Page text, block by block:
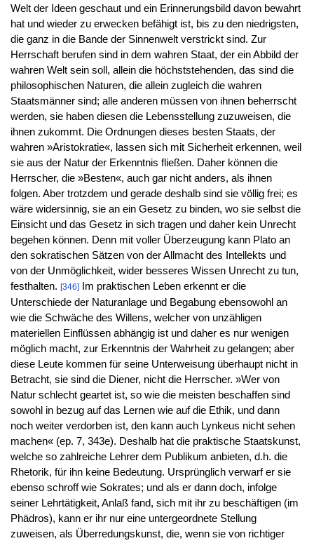
Welt der Ideen geschaut und ein Erinnerungsbild davon bewahrt
hat und wieder zu erwecken befähigt ist, bis zu den niedrigsten,
die ganz in die Bande der Sinnenwelt verstrickt sind. Zur
Herrschaft berufen sind in dem wahren Staat, der ein Abbild der
wahren Welt sein soll, allein die höchststehenden, das sind die
philosophischen Naturen, die allein zugleich die wahren
Staatsmänner sind; alle anderen müssen von ihnen beherrscht
werden, sie haben diesen die Lebensstellung zuzuweisen, die
ihnen zukommt. Die Ordnungen dieses besten Staats, der
wahren »Aristokratie«, lassen sich mit Sicherheit erkennen, weil
sie aus der Natur der Erkenntnis fließen. Daher können die
Herrscher, die »Besten«, auch gar nicht anders, als ihnen
folgen. Aber trotzdem und gerade deshalb sind sie völlig frei; es
wäre widersinnig, sie an ein Gesetz zu binden, wo sie selbst die
Einsicht und das Gesetz in sich tragen und daher kein Unrecht
begehen können. Denn mit voller Überzeugung kann Plato an
den sokratischen Sätzen von der Allmacht des Intellekts und
von der Unmöglichkeit, wider besseres Wissen Unrecht zu tun,
festhalten. [346]Im praktischen Leben erkennt er die
Unterschiede der Naturanlage und Begabung ebensowohl an
wie die Schwäche des Willens, welcher von unzähligen
materiellen Einflüssen abhängig ist und daher es nur wenigen
möglich macht, zur Erkenntnis der Wahrheit zu gelangen; aber
diese Leute kommen für seine Unterweisung überhaupt nicht in
Betracht, sie sind die Diener, nicht die Herrscher. »Wer von
Natur schlecht geartet ist, so wie die meisten beschaffen sind
sowohl in bezug auf das Lernen wie auf die Ethik, und dann
noch weiter verdorben ist, den kann auch Lynkeus nicht sehen
machen« (ep. 7, 343e). Deshalb hat die praktische Staatskunst,
welche so zahlreiche Lehrer dem Publikum anbieten, d.h. die
Rhetorik, für ihn keine Bedeutung. Ursprünglich verwarf er sie
ebenso schroff wie Sokrates; und als er dann doch, infolge
seiner Lehrtätigkeit, Anlaß fand, sich mit ihr zu beschäftigen (im
Phädros), kann er ihr nur eine untergeordnete Stellung
zuweisen, als Überredungskunst, die, wenn sie von richtiger